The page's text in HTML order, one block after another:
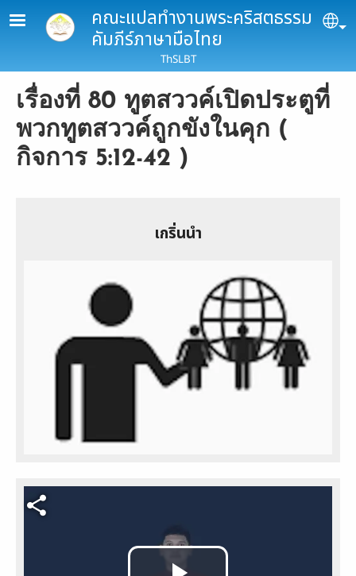
Skip to main contentคณะแปลทำงานพระคริสตธรรม
คัมภีร์ภาษามือไทย
ThSLBT
เรื่องที่ 80 ทูตสววค์เปิดประตูที่
พวกทูตสววค์ถูกขังในคุก (
กิจการ 5:12-42 )
เกริ่นนำ
Video file